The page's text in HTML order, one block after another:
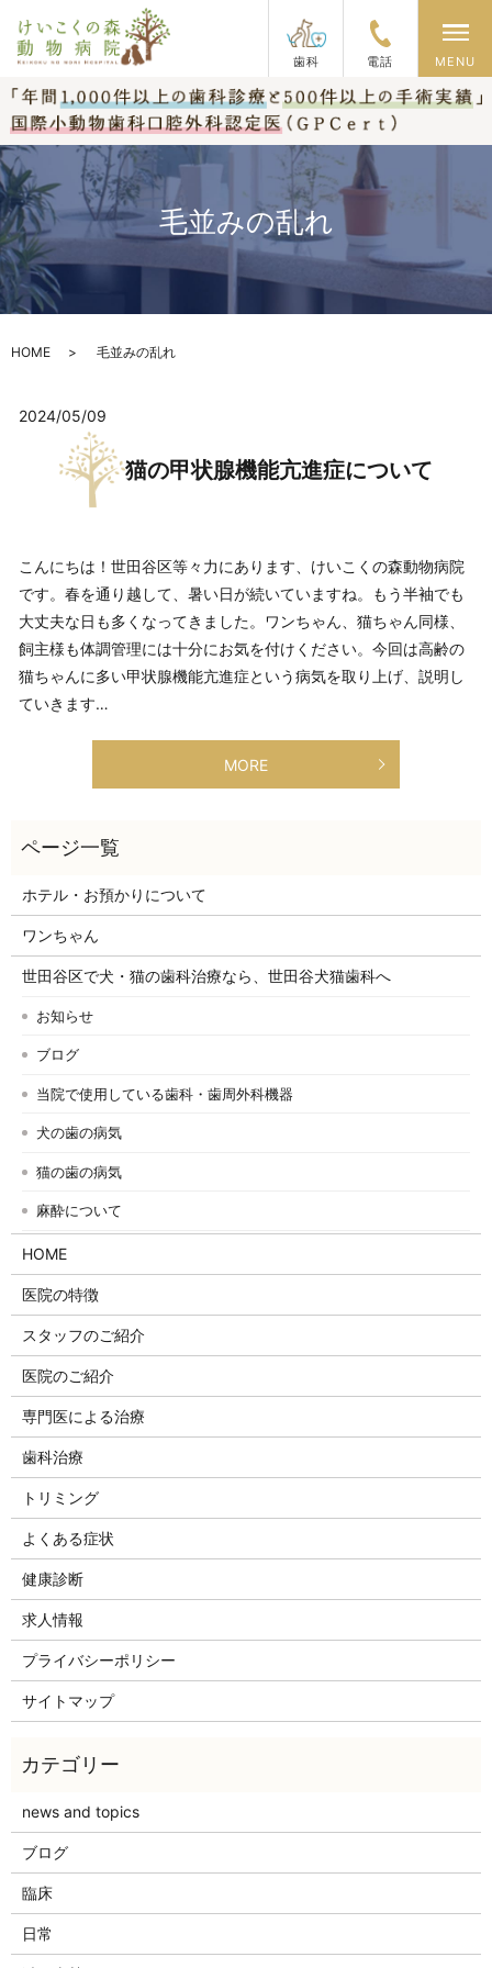
歯科 電話
メ
MENU
毛並みの乱れ
HOME 毛並みの乱れ
2024/05/09
猫の甲状腺機能亢進症について
こんにちは！世田谷区等々力にあります、けいこくの森動物病院
です。春を通り越して、暑い日が続いていますね。もう半袖でも
大丈夫な日も多くなってきました。ワンちゃん、猫ちゃん同様、
飼主様も体調管理には十分にお気を付けください。今回は高齢の
猫ちゃんに多い甲状腺機能亢進症という病気を取り上げ、説明し
ていきます…
MORE
ホテル・お預かりについて
ワンちゃん
世田谷区で犬・猫の歯科治療なら、世田谷犬猫歯科へ
お知らせ
ブログ
当院で使用している歯科・歯周外科機器
犬の歯の病気
猫の歯の病気
麻酔について
HOME
医院の特徴
スタッフのご紹介
医院のご紹介
専門医による治療
歯科治療
トリミング
よくある症状
健康診断
求人情報
プライバシーポリシー
サイトマップ
news and topics
ブログ
臨床
日常